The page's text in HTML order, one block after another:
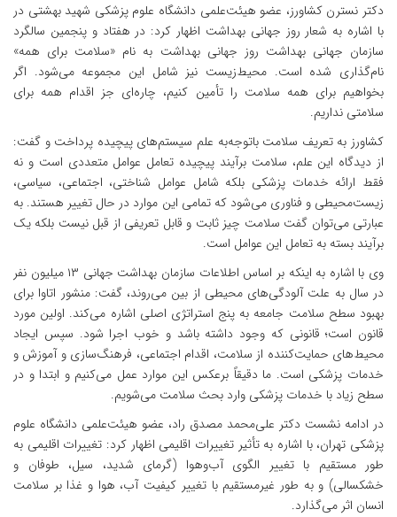
دکتر نسترن کشاورز، عضو هیئت‌علمی دانشگاه علوم پزشکی شهید بهشتی در
با اشاره به شعار روز جهانی بهداشت اظهار کرد: در هفتاد و پنجمین سالگرد
سازمان جهانی بهداشت روز جهانی بهداشت به نام «سلامت برای همه»
نام‌گذاری شده است‌. محیط‌زیست نیز شامل این مجموعه می‌شود. اگر
بخواهیم برای همه سلامت را تأمین کنیم، چاره‌ای جز اقدام همه برای
سلامتی نداریم‌.
کشاورز به تعریف سلامت باتوجه‌به علم سیستم‌های پیچیده پرداخت و گفت:
از دیدگاه‌ این علم، سلامت برآیند پیچیده تعامل عوامل متعددی است و نه
فقط ارائه خدمات پزشکی بلکه شامل عوامل شناختی، اجتماعی، سیاسی،
زیست‌محیطی و فناوری می‌شود که تمامی این موارد در حال تغییر هستند. به
عبارتی می‌توان گفت سلامت چیز ثابت و قابل تعریفی از قبل نیست‌ بلکه یک
برآیند بسته به تعامل این عوامل است.
وی با اشاره به اینکه بر اساس اطلاعات سازمان بهداشت جهانی ۱۳ میلیون نفر
در سال به علت آلودگی‌های محیطی از بین می‌روند، گفت: منشور اتاوا برای
بهبود سطح سلامت جامعه به پنج استراتژی اصلی اشاره می‌کند. اولین مورد
قانون است؛ قانونی که وجود داشته باشد و خوب اجرا شود. سپس ایجاد
محیط‌های حمایت‌کننده از سلامت، اقدام اجتماعی، فرهنگ‌سازی و آموزش و
خدمات پزشکی است. ما دقیقاً برعکس این موارد عمل می‌کنیم و ابتدا و در
سطح زیاد با خدمات پزشکی وارد بحث سلامت می‌شویم.
در ادامه نشست دکتر علی‌محمد مصدق راد، عضو هیئت‌علمی دانشگاه علوم
پزشکی تهران، با اشاره به تأثیر تغییرات اقلیمی اظهار کرد: تغییرات اقلیمی به
طور مستقیم با تغییر الگوی آب‌وهوا (گرمای شدید، سیل، طوفان و
خشکسالی) و به طور غیرمستقیم با تغییر کیفیت آب، هوا و غذا بر سلامت
انسان اثر می‌گذارد.